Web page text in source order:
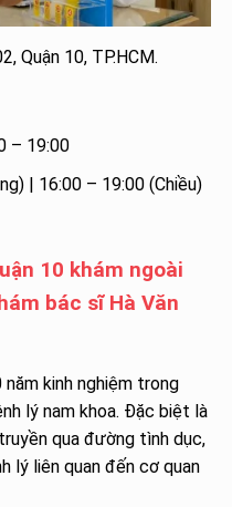
Quận 10, TP.HCM.
– 19:00
| 16:00 – 19:00 (Chiều)
10 khám ngoài
bác sĩ Hà Văn
kinh nghiệm trong
lý nam khoa. Đặc biệt là
qua đường tình dục,
lý liên quan đến cơ quan